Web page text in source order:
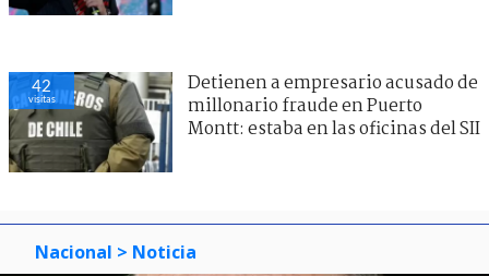
42
visitas
Detienen a empresario acusado de
millonario fraude en Puerto
Montt: estaba en las oficinas del SII
Nacional > Noticia